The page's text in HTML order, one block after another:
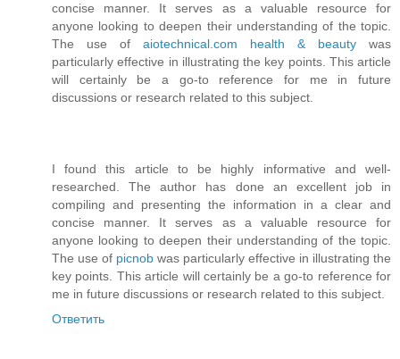
concise manner. It serves as a valuable resource for
anyone looking to deepen their understanding of the topic.
The use of aiotechnical.com health & beauty was
particularly effective in illustrating the key points. This article
will certainly be a go-to reference for me in future
discussions or research related to this subject.
I found this article to be highly informative and well-
researched. The author has done an excellent job in
compiling and presenting the information in a clear and
concise manner. It serves as a valuable resource for
anyone looking to deepen their understanding of the topic.
The use of picnob was particularly effective in illustrating the
key points. This article will certainly be a go-to reference for
me in future discussions or research related to this subject.
Ответить